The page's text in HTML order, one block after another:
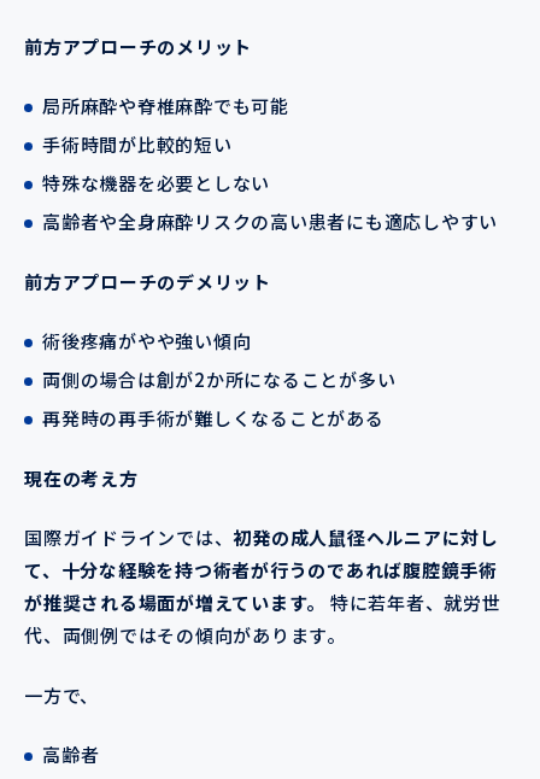
前方アプローチのメリット
局所麻酔や脊椎麻酔でも可能
手術時間が比較的短い
特殊な機器を必要としない
高齢者や全身麻酔リスクの高い患者にも適応しやすい
前方アプローチのデメリット
術後疼痛がやや強い傾向
両側の場合は創が2か所になることが多い
再発時の再手術が難しくなることがある
現在の考え方
国際ガイドラインでは、 初発の成人鼠径ヘルニアに対し
て、十分な経験を持つ術者が行うのであれば腹腔鏡手術
が推奨される場面が増えています。
特に若年者、就労世
代、両側例ではその傾向があります。
一方で、
高齢者